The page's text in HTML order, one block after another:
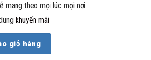
mang theo mọi lúc mọi nơi.
khuyến mãi
giỏ hàng